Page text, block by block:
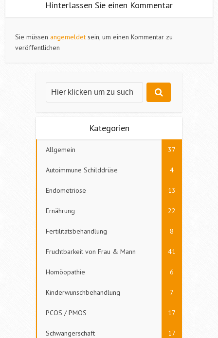
Hinterlassen Sie einen Kommentar
Sie müssen angemeldet sein, um einen Kommentar zu
veröffentlichen
Kategorien
Allgemein 37
Autoimmune Schilddrüse 4
Endometriose 13
Ernährung 22
Fertilitätsbehandlung 8
Fruchtbarkeit von Frau & Mann 41
Homöopathie 6
Kinderwunschbehandlung 7
PCOS / PMOS 17
Schwangerschaft 17